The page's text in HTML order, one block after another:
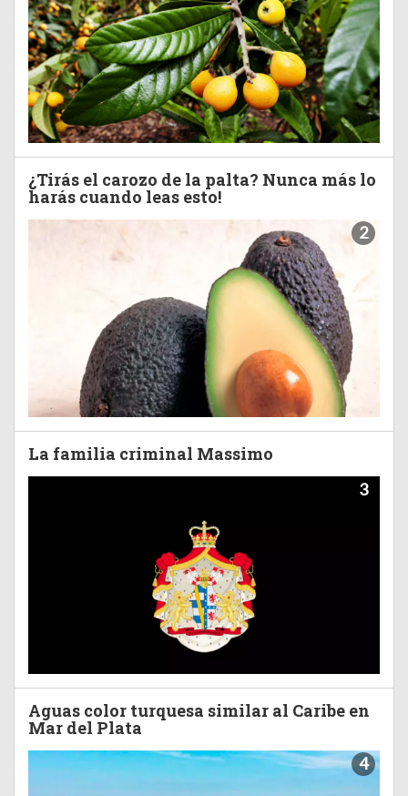
¿Tirás el carozo de la palta? Nunca más lo
harás cuando leas esto!
2
La familia criminal Massimo
3
Aguas color turquesa similar al Caribe en
Mar del Plata
4